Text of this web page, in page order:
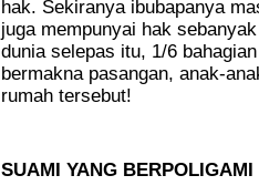
hak. Sekiranya ibubapanya
juga mempunyai hak
dunia selepas itu, 1/6
bermakna pasangan, anak-
rumah tersebut!
SUAMI YANG BERPOLIGAMI